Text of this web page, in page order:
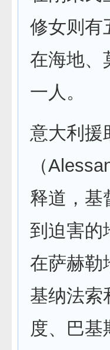
修女则有
在海地、
一人。
意大利援
（
释道，基
到迫害的
在萨赫勒
基纳法索
度、巴基